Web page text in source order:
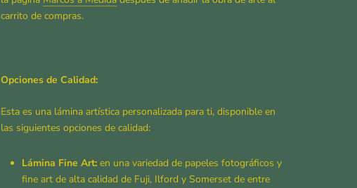
carrito de compras.
Opciones de Calidad:
Esta es una lámina artística personalizada para ti, disponible en
las siguientes opciones de calidad:
Lámina Fine Art: en una variedad de papeles fotográficos y
fine art de alta calidad de Fuji, Ilford y Somerset de entre